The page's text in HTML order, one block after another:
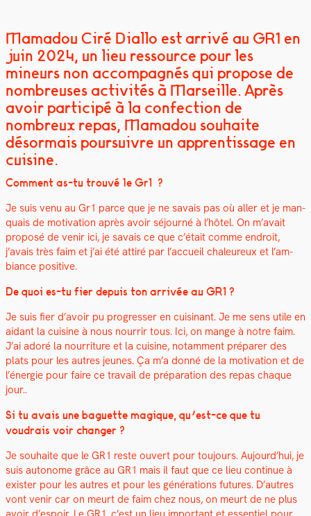
Mamadou Ciré Diallo est arrivé au GR1 en
juin 2024, un lieu ressource pour les
mineurs non accompagnés qui propose de
nombreuses activités à Marseille. Après
avoir participé à la confection de
nombreux repas, Mamadou souhaite
désormais poursuivre un apprentissage en
cuisine.
Com­ment as-tu trou­vé le Gr1 ?
Je suis venu au Gr1 parce que je ne savais pas où aller et je man­
quais de moti­va­tion après avoir séjourné à l’hô­tel. On m’avait
pro­posé de venir ici, je savais ce que c’était comme endroit,
j’avais très faim et j’ai été attiré par l’ac­cueil chaleureux et l’am­
biance pos­i­tive.
De quoi es-tu fier depuis ton arrivée au GR1 ?
Je suis fier d’avoir pu pro­gress­er en cuisi­nant. Je me sens utile en
aidant la cui­sine à nous nour­rir tous. Ici, on mange à notre faim.
J’ai adoré la nour­ri­t­ure et la cui­sine, notam­ment pré­par­er des
plats pour les autres jeunes. Ça m’a don­né de la moti­va­tion et de
l’én­ergie pour faire ce tra­vail de pré­pa­ra­tion des repas chaque
jour..
Si tu avais une baguette mag­ique, qu’est-ce que tu
voudrais voir chang­er ?
Je souhaite que le GR1 reste ouvert pour tou­jours. Aujourd’hui, je
suis autonome grâce au GR1 mais il faut que ce lieu con­tin­ue à
exis­ter pour les autres et pour les généra­tions futures. D’autres
vont venir car on meurt de faim chez nous, on meurt de ne plus